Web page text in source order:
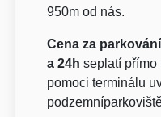
950m od nás.
Cena za
a 24h seplatí přímo
pomoci terminálu